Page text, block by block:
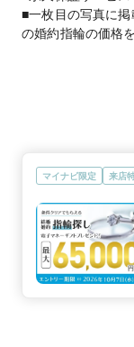
■一枚目の写真に
の婚約指輪の価格
マイナビ限定 来店